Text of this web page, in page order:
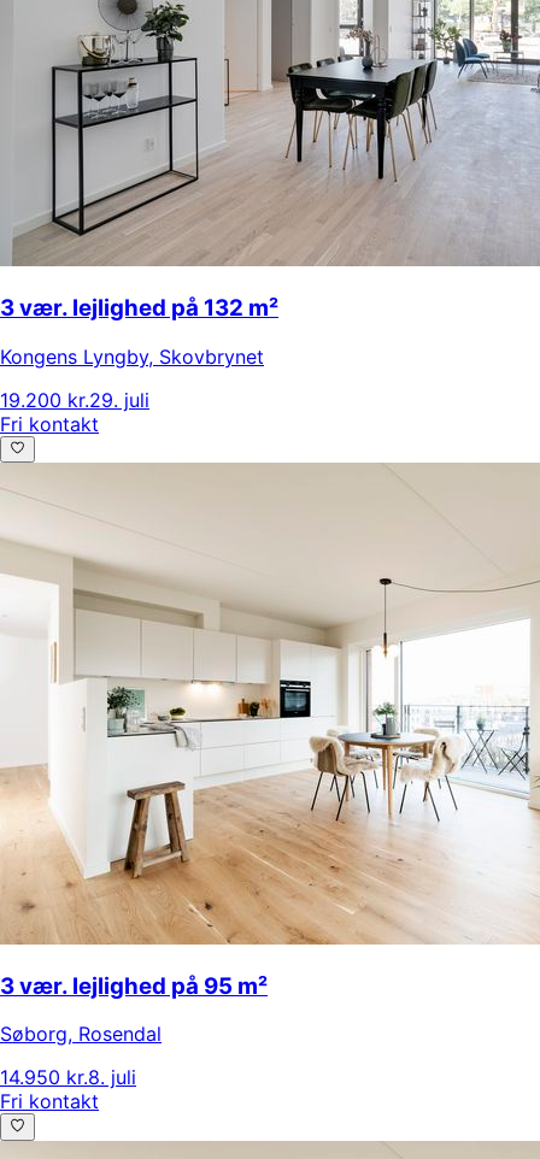
3 vær. lejlighed på 132 m²
Kongens Lyngby, Skovbrynet
19.200 kr.29. juli
Fri kontakt
3 vær. lejlighed på 95 m²
Søborg, Rosendal
14.950 kr.8. juli
Fri kontakt